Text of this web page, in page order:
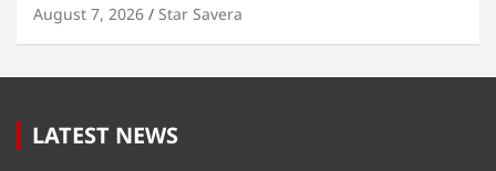
August 7, 2026 Star Savera
LATEST NEWS